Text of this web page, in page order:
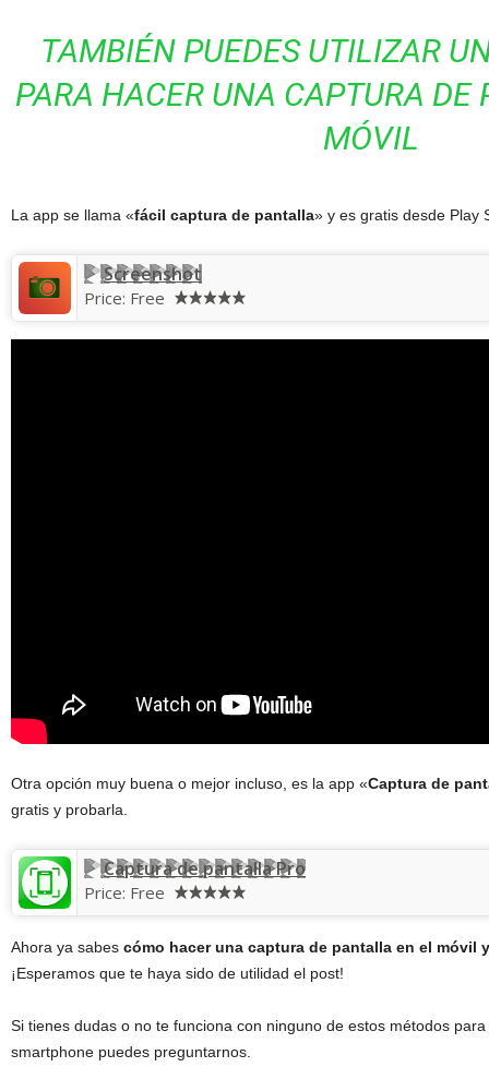
TAMBIÉN PUEDES UTILIZAR
PARA HACER UNA CAPTURA DE
MÓVIL
La app se llama «fácil captura de pantalla» y es gratis desde Play
Screenshot
Price: Free
Otra opción muy buena o mejor incluso, es la app «Captura de
gratis y probarla.
Captura de pantalla Pro
Price: Free
Ahora ya sabes cómo hacer una captura de pantalla en el
¡Esperamos que te haya sido de utilidad el post!
Si tienes dudas o no te funciona con ninguno de estos métodos
smartphone puedes preguntarnos.